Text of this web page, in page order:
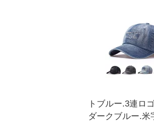
トブルー.3連ロ
ダークブルー.